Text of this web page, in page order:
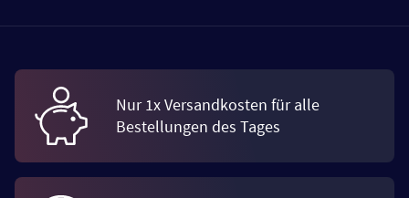
Nur 1x Versandkosten für alle
Bestellungen des Tages